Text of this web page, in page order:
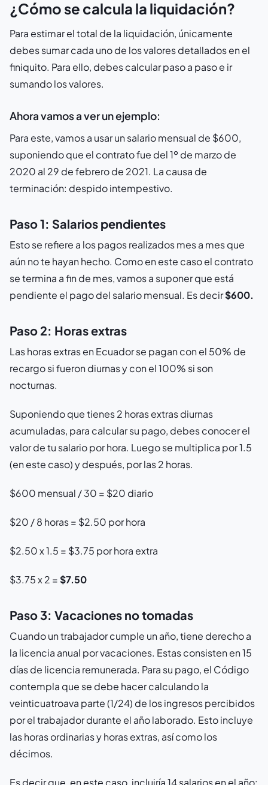
¿Cómo se calcula la liquidación?
Para estimar el total de la liquidación, únicamente
debes sumar cada uno de los valores detallados en el
finiquito. Para ello, debes calcular paso a paso e ir
sumando los valores.
Ahora vamos a ver un ejemplo:
Para este, vamos a usar un salario mensual de $600,
suponiendo que el contrato fue del 1º de marzo de
2020 al 29 de febrero de 2021. La causa de
terminación: despido intempestivo.
Paso 1: Salarios pendientes
Esto se refiere a los pagos realizados mes a mes que
aún no te hayan hecho. Como en este caso el contrato
se termina a fin de mes, vamos a suponer que está
pendiente el pago del salario mensual. Es decir$600.
Paso 2: Horas extras
Las horas extras en Ecuador se pagan con el 50% de
recargo si fueron diurnas y con el 100% si son
nocturnas.
Suponiendo que tienes 2 horas extras diurnas
acumuladas, para calcular su pago, debes conocer el
valor de tu salario por hora. Luego se multiplica por 1.5
(en este caso) y después, por las 2 horas.
$600 mensual / 30 = $20 diario
$20 / 8 horas = $2.50 por hora
$2.50 x 1.5 = $3.75 por hora extra
$3.75 x 2 =$7.50
Paso 3: Vacaciones no tomadas
Cuando un trabajador cumple un año, tiene derecho a
la licencia anual por vacaciones. Estas consisten en 15
días de licencia remunerada. Para su pago, el Código
contempla que se debe hacer calculando la
veinticuatroava parte (1/24) de los ingresos percibidos
por el trabajador durante el año laborado. Esto incluye
las horas ordinarias y horas extras, así como los
décimos.
Es decir que, en este caso, incluiría 14 salarios en el año: